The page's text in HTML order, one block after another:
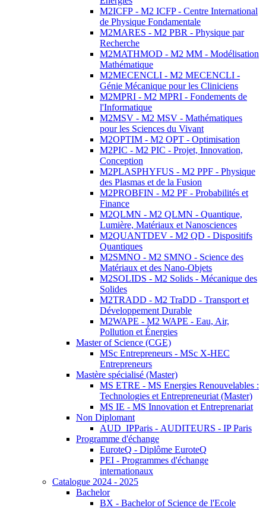
M2ICFP - M2 ICFP - Centre International
de Physique Fondamentale
M2MARES - M2 PBR - Physique par
Recherche
M2MATHMOD - M2 MM - Modélisation
Mathématique
M2MECENCLI - M2 MECENCLI -
Génie Mécanique pour les Cliniciens
M2MPRI - M2 MPRI - Fondements de
l'Informatique
M2MSV - M2 MSV - Mathématiques
pour les Sciences du Vivant
M2OPTIM - M2 OPT - Optimisation
M2PIC - M2 PIC - Projet, Innovation,
Conception
M2PLASPHYFUS - M2 PPF - Physique
des Plasmas et de la Fusion
M2PROBFIN - M2 PF - Probabilités et
Finance
M2QLMN - M2 QLMN - Quantique,
Lumière, Matériaux et Nanosciences
M2QUANTDEV - M2 QD - Dispositifs
Quantiques
M2SMNO - M2 SMNO - Science des
Matériaux et des Nano-Objets
M2SOLIDS - M2 Solids - Mécanique des
Solides
M2TRADD - M2 TraDD - Transport et
Développement Durable
M2WAPE - M2 WAPE - Eau, Air,
Pollution et Énergies
Master of Science (CGE)
MSc Entrepreneurs - MSc X-HEC
Entrepreneurs
Mastère spécialisé (Master)
MS ETRE - MS Energies Renouvelables :
Technologies et Entrepreneuriat (Master)
MS IE - MS Innovation et Entreprenariat
Non Diplomant
AUD_IPParis - AUDITEURS - IP Paris
Programme d'échange
EuroteQ - Diplôme EuroteQ
PEI - Programmes d'échange
internationaux
Catalogue 2024 - 2025
Bachelor
BX - Bachelor of Science de l'Ecole